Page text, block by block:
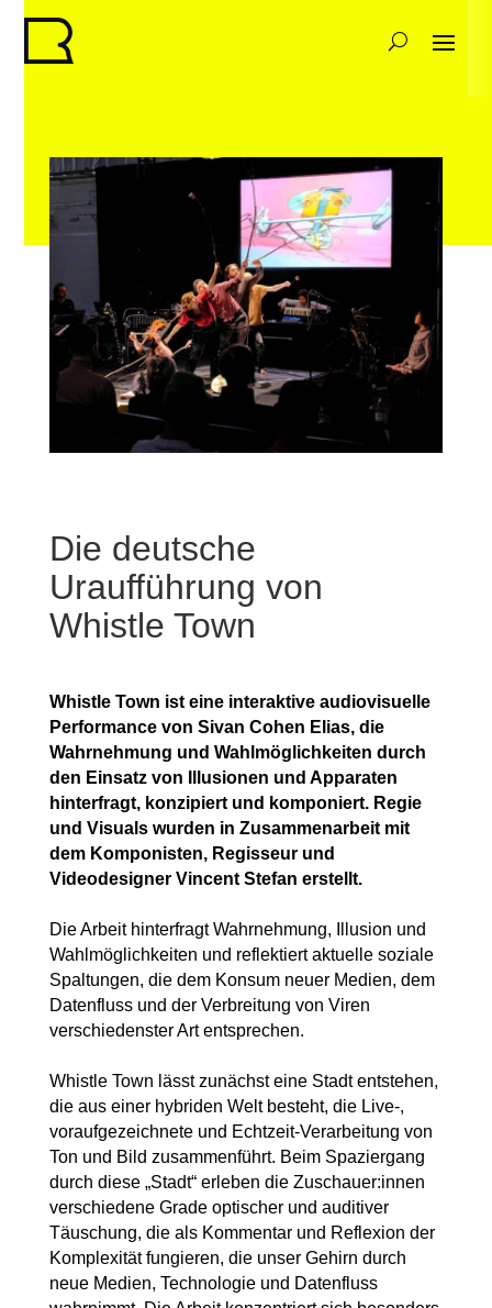
Die deutsche
Uraufführung von
Whistle Town
Whistle Town ist eine interaktive audiovisuelle
Performance von Sivan Cohen Elias, die
Wahrnehmung und Wahlmöglichkeiten durch
den Einsatz von Illusionen und Apparaten
hinterfragt, konzipiert und komponiert. Regie
und Visuals wurden in Zusammenarbeit mit
dem Komponisten, Regisseur und
Videodesigner Vincent Stefan erstellt.
Die Arbeit hinterfragt Wahrnehmung, Illusion und
Wahlmöglichkeiten und reflektiert aktuelle soziale
Spaltungen, die dem Konsum neuer Medien, dem
Datenfluss und der Verbreitung von Viren
verschiedenster Art entsprechen.
Whistle Town lässt zunächst eine Stadt entstehen,
die aus einer hybriden Welt besteht, die Live-,
voraufgezeichnete und Echtzeit-Verarbeitung von
Ton und Bild zusammenführt. Beim Spaziergang
durch diese „Stadt“ erleben die Zuschauer:innen
verschiedene Grade optischer und auditiver
Täuschung, die als Kommentar und Reflexion der
Komplexität fungieren, die unser Gehirn durch
neue Medien, Technologie und Datenfluss